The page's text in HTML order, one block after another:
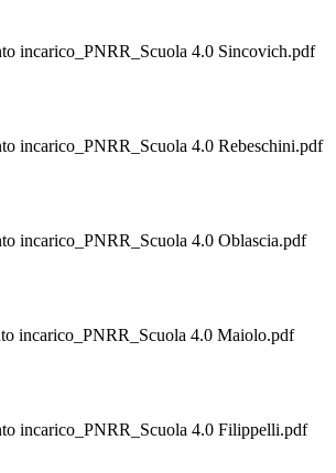
incarico_PNRR_Scuola 4.0 Sincovich.pdf
incarico_PNRR_Scuola 4.0 Rebeschini.pdf
incarico_PNRR_Scuola 4.0 Oblascia.pdf
incarico_PNRR_Scuola 4.0 Maiolo.pdf
incarico_PNRR_Scuola 4.0 Filippelli.pdf